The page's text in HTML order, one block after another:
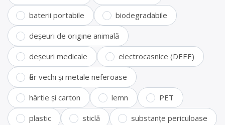
baterii portabile biodegradabile
deșeuri de origine animală
deșeuri medicale electrocasnice (DEEE)
fier vechi și metale neferoase
hârtie și carton lemn PET
plastic sticlă substanțe periculoase